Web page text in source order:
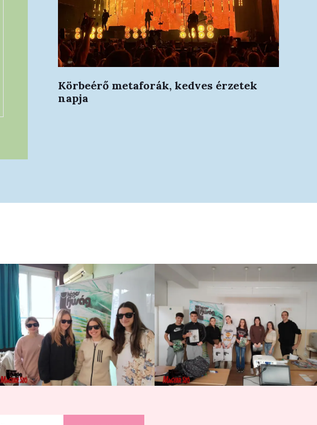
Körbeérő metaforák, kedves érzetek
napja